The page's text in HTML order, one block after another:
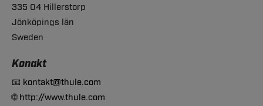
335 04 Hillerstorp
Jönköpings län
Sweden
Konakt
📧 kontakt@thule.com
🌐http://www.thule.com